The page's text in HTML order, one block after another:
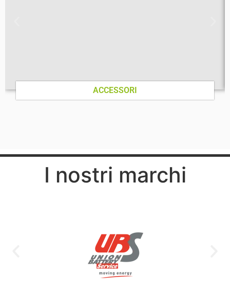
ACCESSORI
I nostri marchi